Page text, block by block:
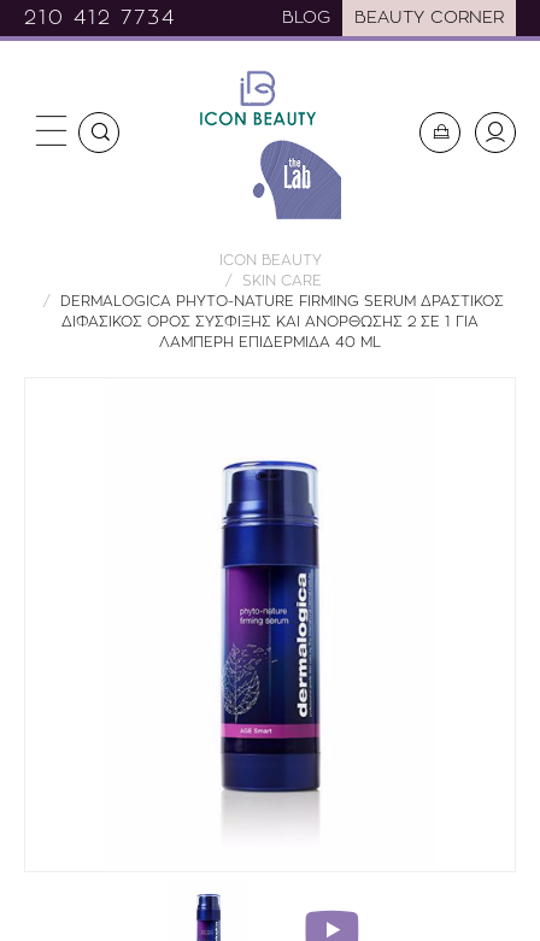
210 412 7734 BLOG BEAUTY CORNER
ICON BEAUTY
SKIN CARE
DERMALOGICA PHYTO-NATURE FIRMING SERUM ΔΡΑΣΤΙΚΟΣ
ΔΙΦΑΣΙΚΟΣ ΟΡΟΣ ΣΥΣΦΙΞΗΣ ΚΑΙ ΑΝΟΡΘΩΣΗΣ 2 ΣΕ 1 ΓΙΑ
ΛΑΜΠΕΡΗ ΕΠΙΔΕΡΜΙΔΑ 40 ML